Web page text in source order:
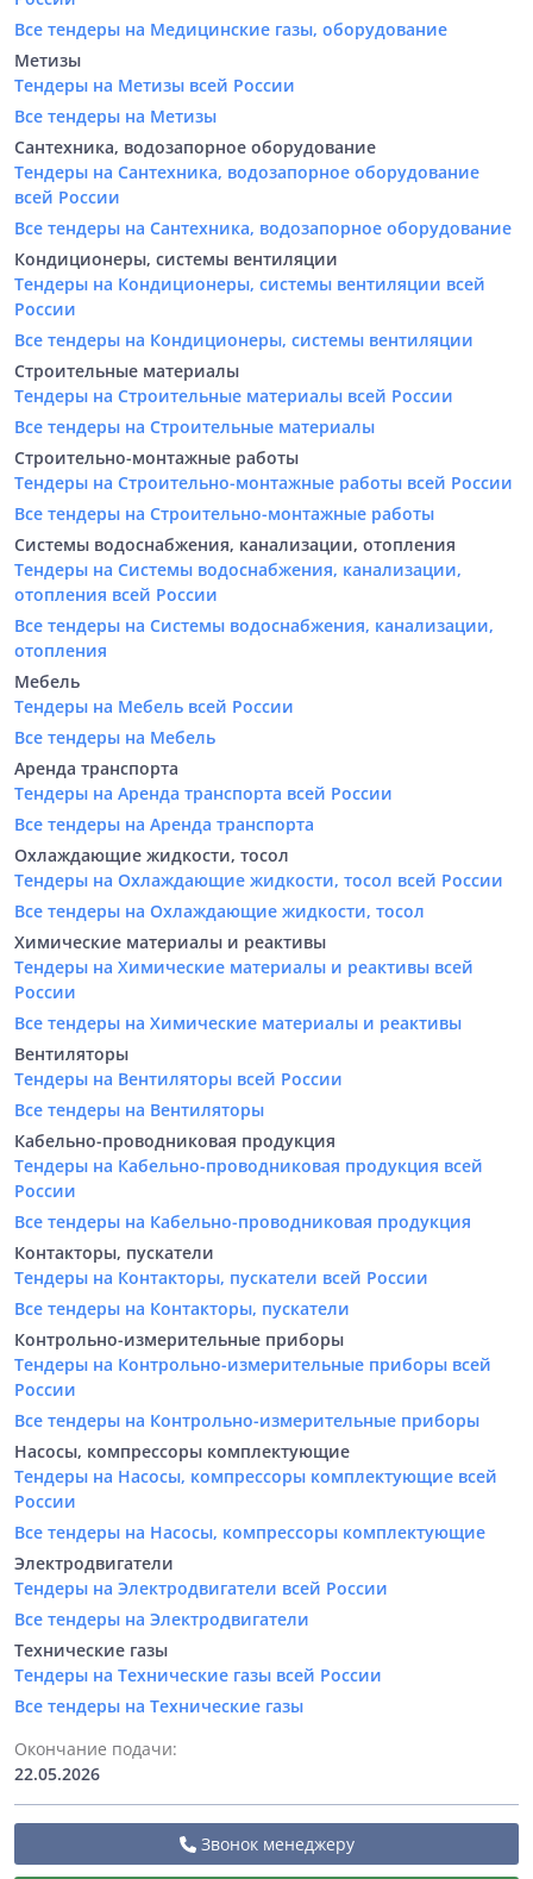
Все тендеры на Медицинские газы, оборудование
Метизы
Тендеры на Метизы всей России
Все тендеры на Метизы
Сантехника, водозапорное оборудование
Тендеры на Сантехника, водозапорное оборудование
всей России
Все тендеры на Сантехника, водозапорное оборудование
Кондиционеры, системы вентиляции
Тендеры на Кондиционеры, системы вентиляции всей
России
Все тендеры на Кондиционеры, системы вентиляции
Строительные материалы
Тендеры на Строительные материалы всей России
Все тендеры на Строительные материалы
Строительно-монтажные работы
Тендеры на Строительно-монтажные работы всей России
Все тендеры на Строительно-монтажные работы
Системы водоснабжения, канализации, отопления
Тендеры на Системы водоснабжения, канализации,
отопления всей России
Все тендеры на Системы водоснабжения, канализации,
отопления
Мебель
Тендеры на Мебель всей России
Все тендеры на Мебель
Аренда транспорта
Тендеры на Аренда транспорта всей России
Все тендеры на Аренда транспорта
Охлаждающие жидкости, тосол
Тендеры на Охлаждающие жидкости, тосол всей России
Все тендеры на Охлаждающие жидкости, тосол
Химические материалы и реактивы
Тендеры на Химические материалы и реактивы всей
России
Все тендеры на Химические материалы и реактивы
Вентиляторы
Тендеры на Вентиляторы всей России
Все тендеры на Вентиляторы
Кабельно-проводниковая продукция
Тендеры на Кабельно-проводниковая продукция всей
России
Все тендеры на Кабельно-проводниковая продукция
Контакторы, пускатели
Тендеры на Контакторы, пускатели всей России
Все тендеры на Контакторы, пускатели
Контрольно-измерительные приборы
Тендеры на Контрольно-измерительные приборы всей
России
Все тендеры на Контрольно-измерительные приборы
Насосы, компрессоры комплектующие
Тендеры на Насосы, компрессоры комплектующие всей
России
Все тендеры на Насосы, компрессоры комплектующие
Электродвигатели
Тендеры на Электродвигатели всей России
Все тендеры на Электродвигатели
Технические газы
Тендеры на Технические газы всей России
Все тендеры на Технические газы
Окончание подачи:
22.05.2026
Звонок менеджеру